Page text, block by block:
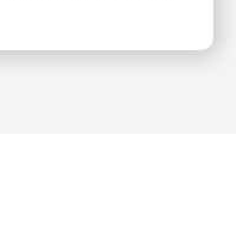
Франции Эмманюэль